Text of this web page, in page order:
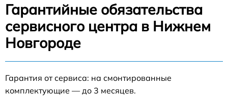
Гарантийные обязательства
сервисного центра в Нижнем
Новгороде
Гарантия от сервиса: на смонтированные
комплектующие — до 3 месяцев.